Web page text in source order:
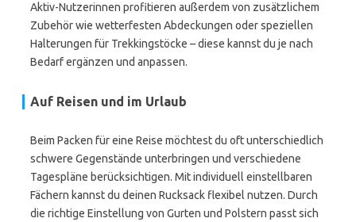
Aktiv-Nutzerinnen profitieren außerdem von zusätzlichem
Zubehör wie wetterfesten Abdeckungen oder speziellen
Halterungen für Trekkingstöcke – diese kannst du je nach
Bedarf ergänzen und anpassen.
Auf Reisen und im Urlaub
Beim Packen für eine Reise möchtest du oft unterschiedlich
schwere Gegenstände unterbringen und verschiedene
Tagespläne berücksichtigen. Mit individuell einstellbaren
Fächern kannst du deinen Rucksack flexibel nutzen. Durch
die richtige Einstellung von Gurten und Polstern passt sich